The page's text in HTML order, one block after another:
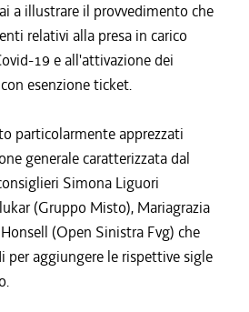
a illustrare il provvedimento che
relativi alla presa in carico
19 e all'attivazione dei
esenzione ticket.
particolarmente apprezzati
generale caratterizzata dal
Simona Liguori
(Gruppo Misto), Mariagrazia
(Open Sinistra Fvg) che
aggiungere le rispettive sigle